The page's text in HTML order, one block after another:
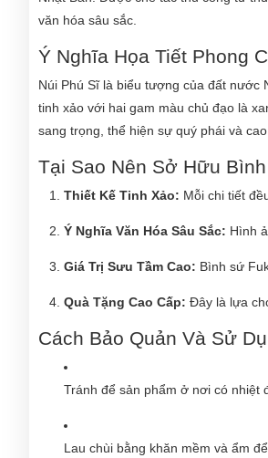
văn hóa sâu sắc.
Ý Nghĩa Họa Tiết Phong
Núi Phú Sĩ là biểu tượng của đất nước
tinh xảo với hai gam màu chủ đạo là
sang trọng, thể hiện sự quý phái và cao
Tại Sao Nên Sở Hữu
Thiết Kế Tinh Xảo: Mỗi chi tiết
Ý Nghĩa Văn Hóa Sâu Sắc: Hình
Giá Trị Sưu Tầm Cao: Bình sứ
Quà Tặng Cao Cấp: Đây là lựa
Cách Bảo Quản Và Sử
Tránh để sản phẩm ở nơi có nhiệt
Lau chùi bằng khăn mềm và ẩm